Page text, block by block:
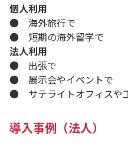
個人利用
● 海外旅行で
● 短期の海外留学で
法人利用
● 出張で
● 展示会やイベントで
● サテライトオフィスや
導入事例（法人）